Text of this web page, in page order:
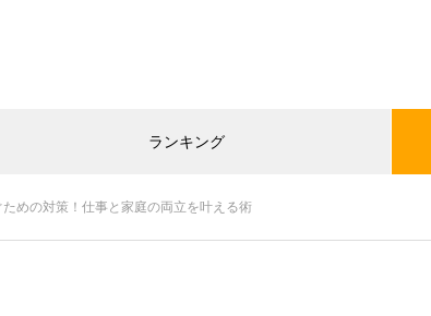
ランキング
めの対策！仕事と家庭の両立を叶える術